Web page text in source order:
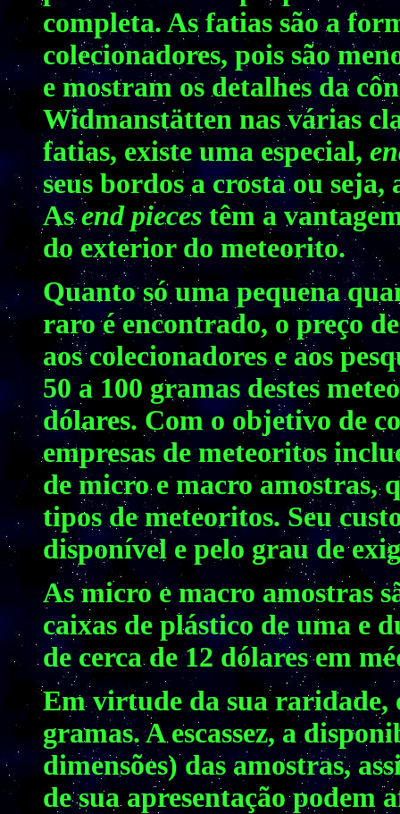
completa. As fatias são a
colecionadores, pois são
e mostram os detalhes da
Widmanstätten nas várias
fatias, existe uma especial,
seus bordos a crosta ou
Asend pieces têm a
do exterior do meteorito.
Quanto só uma pequena
raro é encontrado, o preço
aos colecionadores e aos
50 a 100 gramas destes
dólares. Com o objetivo de
empresas de meteoritos
de micro e macro amostras,
tipos de meteoritos. Seu
disponível e pelo grau de
As micro e macro amostras
caixas de plástico de uma e
de cerca de 12 dólares em
Em virtude da sua raridade,
gramas. A escassez, a
dimensões) das amostras,
de sua apresentação podem